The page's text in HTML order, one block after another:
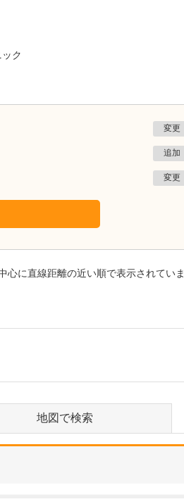
ク
変更
追加
変更
心に直線距離の近い順で表示されていま
地図で検索
島県広島市中区
広島八丁堀内科・胃腸内視鏡クリニック
視鏡システムを導入
し、精度の高い検査に努
ています。また、内視
室の照明にはブルーラ